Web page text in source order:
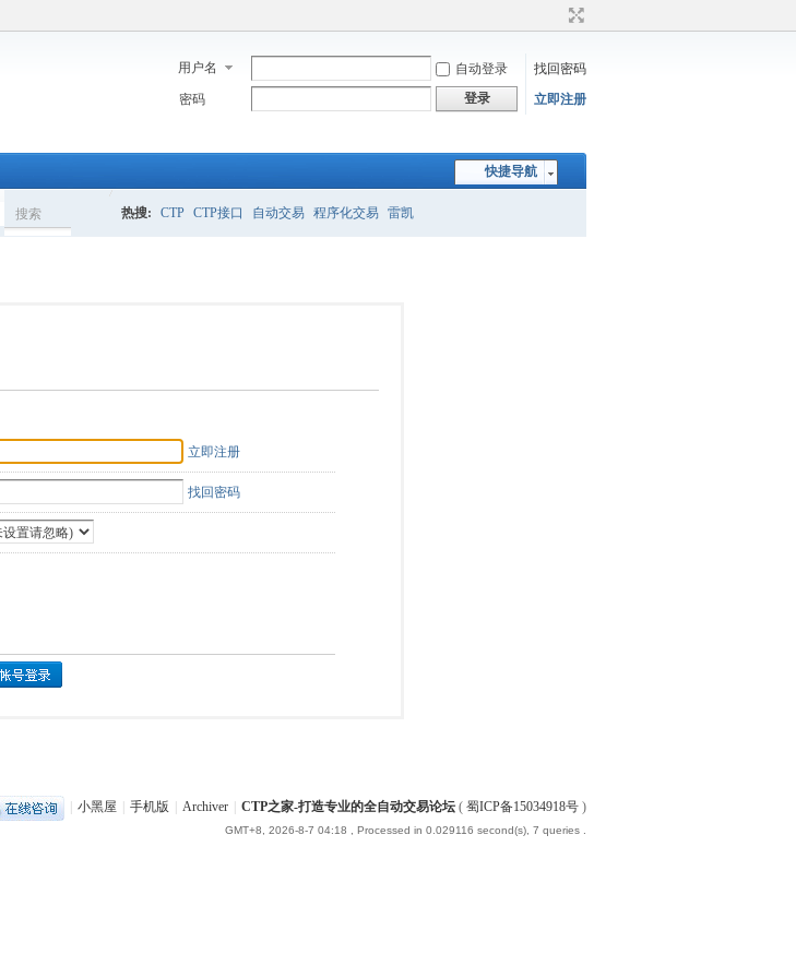
用户名 自动登录
找回密码
密码
登录 立即注册
快捷导航
搜索 热搜: CTP CTP接口 自动交易 程序化交易 雷凯
立即注册
找回密码
小黑屋 手机版 Archiver CTP之家-打造专业的全自动交易论坛 ( 蜀ICP备15034918号 )
GMT+8, 2026-8-7 04:18 , Processed in 0.029116 second(s), 7 queries .